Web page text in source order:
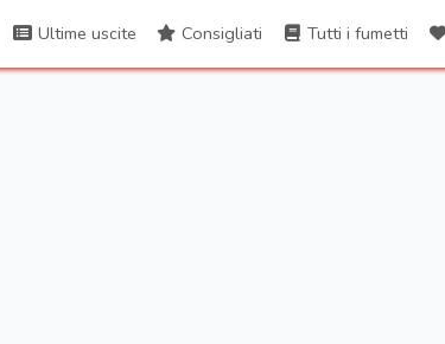
Ultime uscite Consigliati Tutti i fumetti